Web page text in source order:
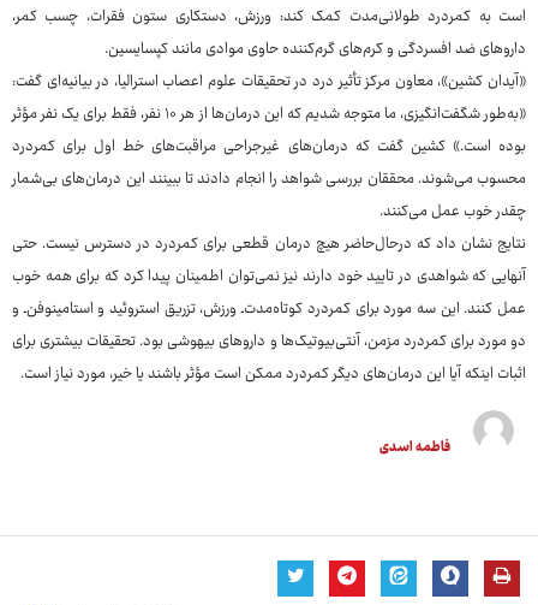
است به کمردرد طولانی‌مدت کمک کند: ورزش، دستکاری ستون فقرات، چسب کمر،
داروهای ضد افسردگی و کرم‌های گرم‌کننده حاوی موادی مانند کپسایسین.
«آیدان کشین»، معاون مرکز تأثیر درد در تحقیقات علوم اعصاب استرالیا، در بیانیه‌ای گفت:
«به‌طور شگفت‌انگیزی، ما متوجه شدیم که این درمان‌ها از هر ۱۰ نفر، فقط برای یک نفر مؤثر
بوده است.» کشین گفت که درمان‌های غیرجراحی مراقبت‌های خط اول برای کمردرد
محسوب می‌شوند. محققان بررسی شواهد را انجام دادند تا ببینند این درمان‌های بی‌شمار
چقدر خوب عمل می‌کنند.
نتایج نشان داد که درحال‌حاضر هیچ درمان قطعی برای کمردرد در دسترس نیست. حتی
آنهایی که شواهدی در تایید خود دارند نیز نمی‌توان اطمینان پیدا کرد که برای همه خوب
عمل کنند. این سه مورد برای کمردرد کوتاه‌مدت‌ـ ورزش، تزریق استروئید و استامینوفن‌ـ و
دو مورد برای کمردرد مزمن، آنتی‌بیوتیک‌ها و داروهای بیهوشی بود. تحقیقات بیشتری برای
اثبات اینکه آیا این درمان‌های دیگر کمردرد ممکن است مؤثر باشند یا خیر، مورد نیاز است.
فاطمه اسدی